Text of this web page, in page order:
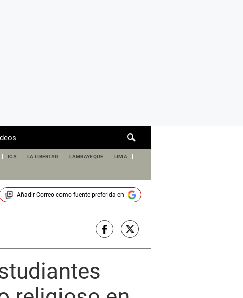
de
ICA LA LIBERTAD LAMBAYEQUE LIMA
Añadir Correocomo fuente preferida en